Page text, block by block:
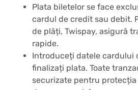
Plata biletelor se face
cardul de credit sau debit.
de plăți, Twispay, asigură
rapide.
Introduceți datele cardului
finalizați plata. Toate
securizate pentru